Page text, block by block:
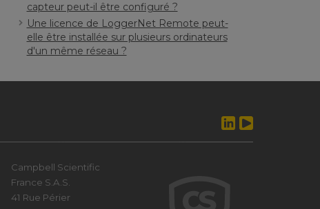
capteur peut-il être configuré ?
Une licence de LoggerNet Remote peut-
elle être installée sur plusieurs ordinateurs
d'un même réseau ?
Campbell Scientific
France S.A.S.
41 Rue Périer